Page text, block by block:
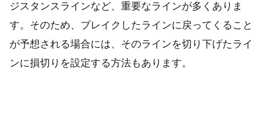
ジスタンスラインなど、重要なラインが多くありま
す。そのため、ブレイクしたラインに戻ってくること
が予想される場合には、そのラインを切り下げたライ
ンに損切りを設定する方法もあります。